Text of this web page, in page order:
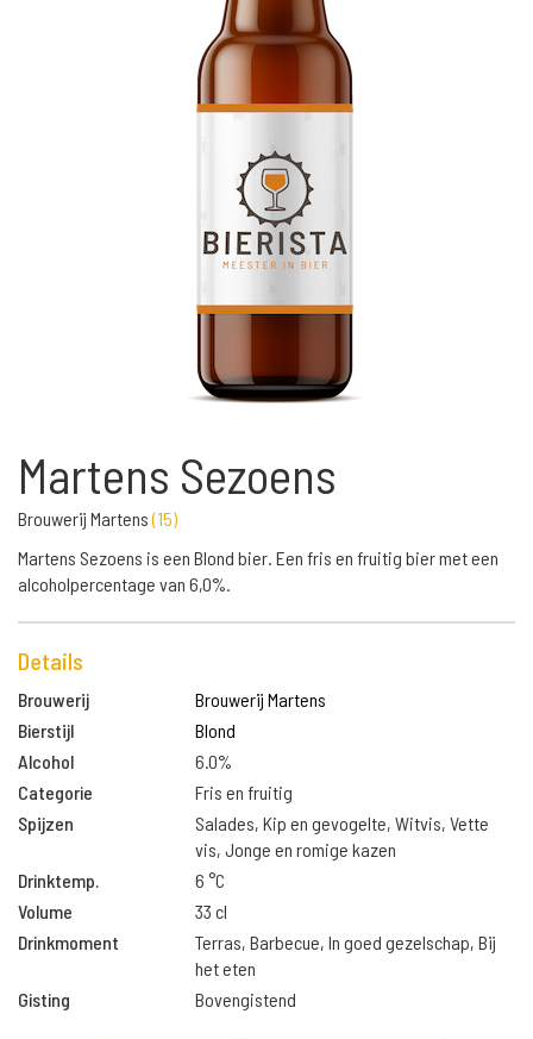
Martens Sezoens
Brouwerij Martens(15)
Martens Sezoens is een Blond bier. Een fris en fruitig bier met een
alcoholpercentage van 6,0%.
Details
Brouwerij
Brouwerij Martens
Bierstijl
Blond
Alcohol
6.0%
Categorie
Fris en fruitig
Spijzen
Salades, Kip en gevogelte, Witvis, Vette
vis, Jonge en romige kazen
Drinktemp.
6 °C
Volume
33 cl
Drinkmoment
Terras, Barbecue, In goed gezelschap, Bij
het eten
Gisting
Bovengistend